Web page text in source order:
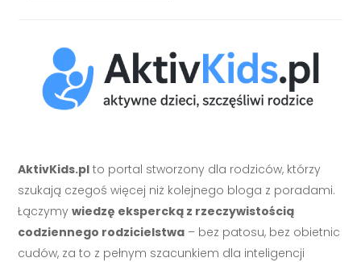
AktivKids.pl to portal stworzony dla rodziców, którzy
szukają czegoś więcej niż kolejnego bloga z poradami.
Łączymywiedzę ekspercką z rzeczywistością
codziennego rodzicielstwa – bez patosu, bez obietnic
cudów, za to z pełnym szacunkiem dla inteligencji